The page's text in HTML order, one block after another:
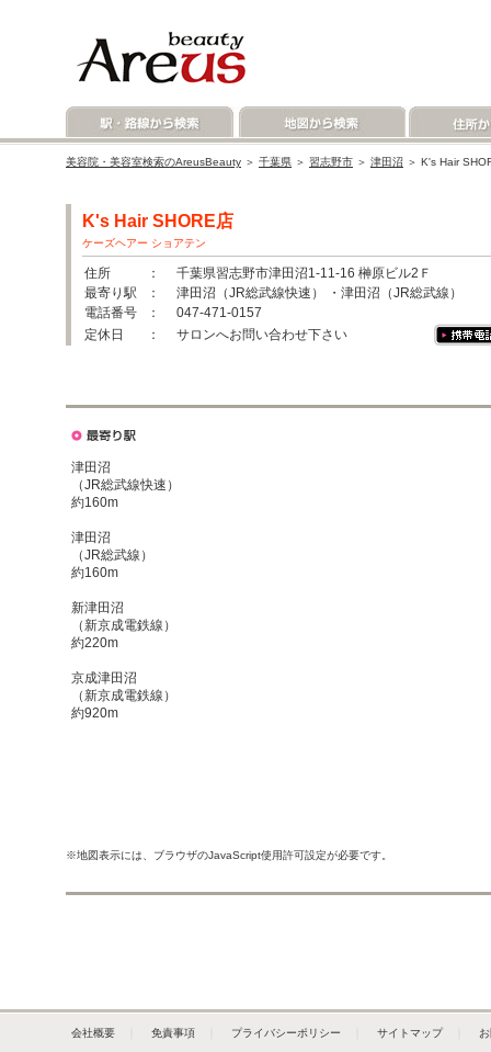
美容院・美容室検索のAreusBeauty ＞ 千葉県 ＞ 習志野市 ＞ 津田沼 ＞ K's Hair
K's Hair SHORE店
ケーズヘアー ショアテン
住所
： 千葉県習志野市津田沼1-11-16 榊原ビル2Ｆ
最寄り駅
： 津田沼（JR総武線快速） ・津田沼（JR総武線）
電話番号
： 047-471-0157
定休日
： サロンへお問い合わせ下さい
津田沼
（JR総武線快速）
約160m
津田沼
（JR総武線）
約160m
新津田沼
（新京成電鉄線）
約220m
京成津田沼
（新京成電鉄線）
約920m
※地図表示には、ブラウザのJavaScript使用許可設定が必要です。
会社概要 免責事項 プライバシーポリシー サイトマップ｜